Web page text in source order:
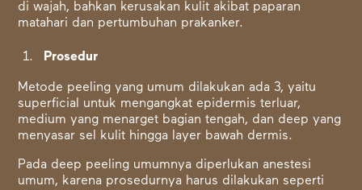
di wajah, bahkan kerusakan kulit akibat paparan
matahari dan pertumbuhan prakanker.
Prosedur
Metode peeling yang umum dilakukan ada 3, yaitu
superficial untuk mengangkat epidermis terluar,
medium yang menarget bagian tengah, dan deep yang
menyasar sel kulit hingga layer bawah dermis.
Pada deep peeling umumnya diperlukan anestesi
umum, karena prosedurnya harus dilakukan seperti